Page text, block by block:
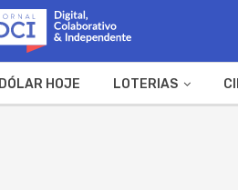
DÓLAR HOJE LOTERIAS